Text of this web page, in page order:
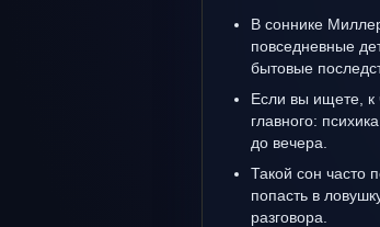
В соннике
повседневные
бытовые
Если вы ищете, к
главного:
до вечера.
Такой сон часто
попасть в
разговора.